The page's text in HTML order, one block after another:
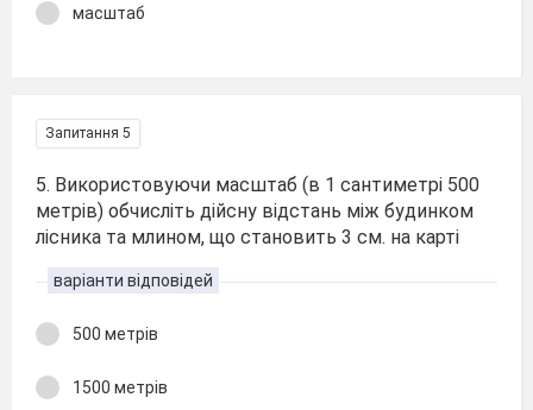
масштаб
Запитання 5
5. Використовуючи масштаб (в 1 сантиметрі 500
метрів) обчисліть дійсну відстань між будинком
лісника та млином, що становить 3 см. на карті
варіанти відповідей
500 метрів
1500 метрів